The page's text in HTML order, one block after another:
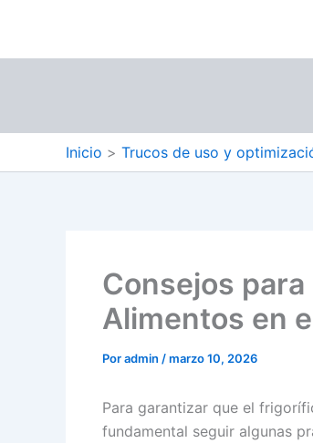
contenido
Inicio Trucos de uso y
Consejos
Alimentos en
Poradmin /marzo 10, 2026
Para garantizar que el
fundamental seguir algunas